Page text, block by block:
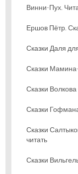
Винни-Пух.
Ершов Пётр.
Сказки Даля
Сказки
Сказки Волкова
Сказки
Сказки
читать
Сказки